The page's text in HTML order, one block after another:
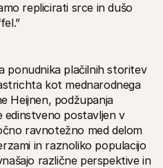
replicirati srce in dušo
ponudnika plačilnih storitev
kot mednarodnega
Heijnen, podžupanja
edinstveno postavljen v
ravnotežno med delom
in raznoliko populacijo
različne perspektive in